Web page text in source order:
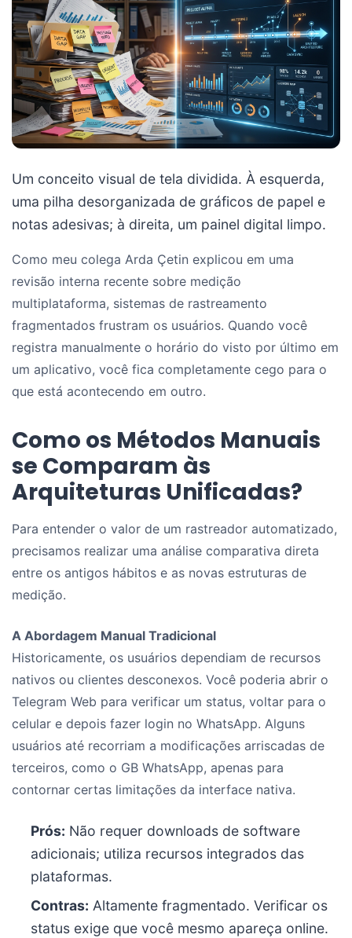
Um conceito visual de tela dividida. À esquerda,
uma pilha desorganizada de gráficos de papel e
notas adesivas; à direita, um painel digital limpo.
Como meu colega Arda Çetin explicou em uma
revisão interna recente sobre medição
multiplataforma, sistemas de rastreamento
fragmentados frustram os usuários. Quando você
registra manualmente o horário do visto por último em
um aplicativo, você fica completamente cego para o
que está acontecendo em outro.
Como os Métodos Manuais
se Comparam às
Arquiteturas Unificadas?
Para entender o valor de um rastreador automatizado,
precisamos realizar uma análise comparativa direta
entre os antigos hábitos e as novas estruturas de
medição.
A Abordagem Manual Tradicional
Historicamente, os usuários dependiam de recursos
nativos ou clientes desconexos. Você poderia abrir o
Telegram Web para verificar um status, voltar para o
celular e depois fazer login no WhatsApp. Alguns
usuários até recorriam a modificações arriscadas de
terceiros, como o GB WhatsApp, apenas para
contornar certas limitações da interface nativa.
Prós: Não requer downloads de software
adicionais; utiliza recursos integrados das
plataformas.
Contras: Altamente fragmentado. Verificar os
status exige que você mesmo apareça online.